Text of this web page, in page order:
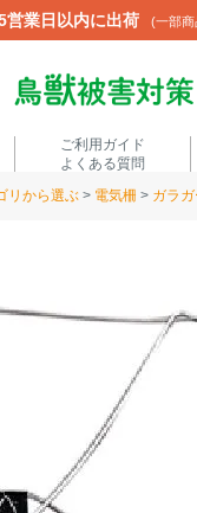
営業日以内に出荷 (一部商
ご利用ガイド
よくある質問
リから選ぶ 電気柵 ガラ
日以内に出荷 (一部商品
閉じる
ルター
品カテゴリから選ぶ